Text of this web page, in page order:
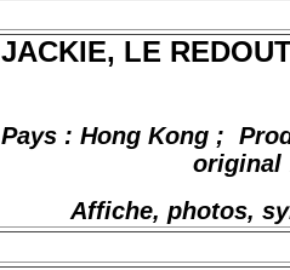
JACKIE, LE
Pays : Hong Kong ;
original
Affiche, photos,